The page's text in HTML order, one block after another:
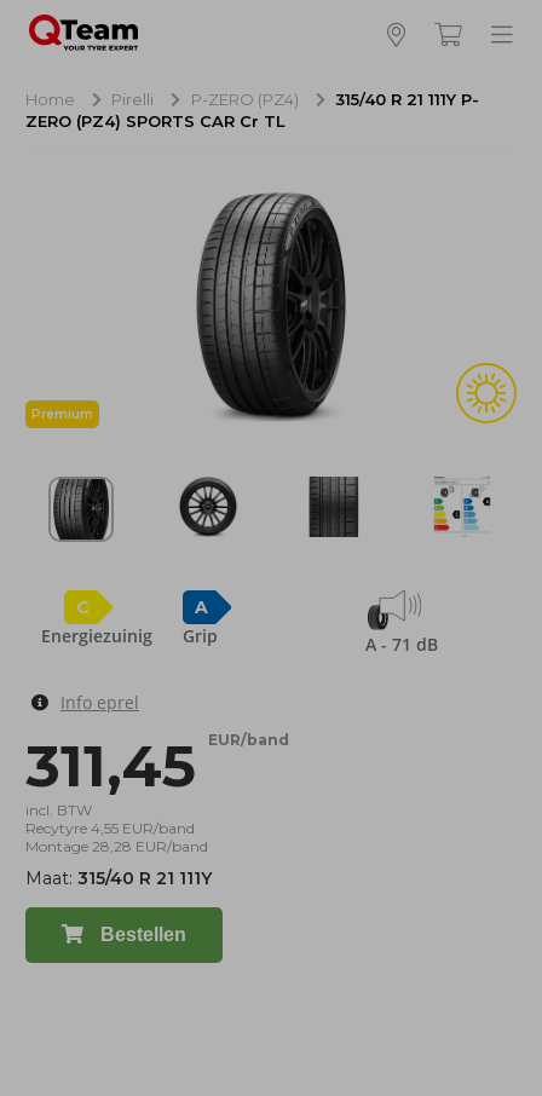
Hoeveel banden wilt u bestellen?
Totaal inclusief BTW:
Bestellen
Annuleren
Home Pirelli P-ZERO (PZ4)
315/40 R 21 111Y P-
ZERO (PZ4) SPORTS CAR Cr TL
Premium
C
Energiezuinig
A
Grip A - 71 dB
Info eprel
311,45 EUR/band
incl. BTW
Recytyre 4,55 EUR/band
Montage 28,28 EUR/band
Maat: 315/40 R 21 111Y
Bestellen